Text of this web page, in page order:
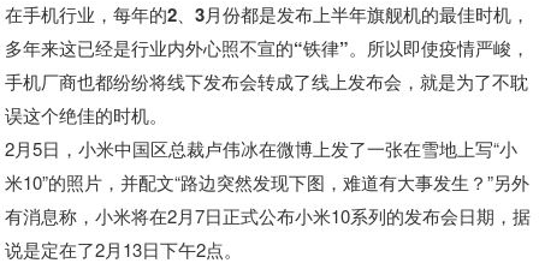
在手机行业，每年的2、3月份都是发布上半年旗舰机的最佳时机，
多年来这已经是行业内外心照不宣的“铁律”。 所以即使疫情严峻，
手机厂商也都纷纷将线下发布会转成了线上发布会，就是为了不耽
误这个绝佳的时机。
2月5日，小米中国区总裁卢伟冰在微博上发了一张在雪地上写“小
米10”的照片，并配文“路边突然发现下图，难道有大事发生？”另外
有消息称，小米将在2月7日正式公布小米10系列的发布会日期，据
说是定在了2月13日下午2点。